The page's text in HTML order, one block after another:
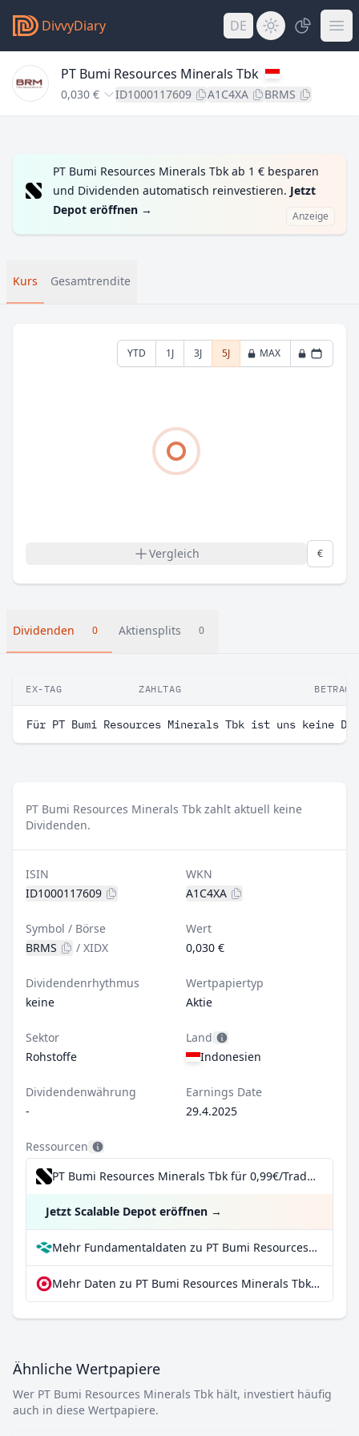
DivvyDiary DE
PT Bumi Resources Minerals Tbk
0,030 € ID1000117609 A1C4XA BRMS
PT Bumi Resources Minerals Tbk ab 1 € besparen
und Dividenden automatisch reinvestieren. Jetzt
Depot eröffnen → Anzeige
Kurs Gesamtrendite
YTD 1J 3J 5J MAX
Vergleich €
Dividenden 0 Aktiensplits 0
EX-TAG ZAHLTAG BETRAG
Für PT Bumi Resources Minerals Tbk ist uns keine
PT Bumi Resources Minerals Tbk zahlt aktuell keine
Dividenden.
ISIN
ID1000117609
WKN
A1C4XA
Symbol / Börse
BRMS
/ XIDX
Wert
0,030 €
Dividendenrhythmus
keine
Wertpapiertyp
Aktie
Sektor
Rohstoffe
Land
Indonesien
Dividendenwährung
-
Earnings Date
29.4.2025
Ressourcen
PT Bumi Resources Minerals Tbk für 0,99€/Trade inkl. Dividend Reinvestment Plan
Jetzt Scalable Depot eröffnen →
Mehr Fundamentaldaten zu PT Bumi Resources Minerals Tbk bei Parqet
Mehr Daten zu PT Bumi Resources Minerals Tbk bei extraETF
Ähnliche Wertpapiere
Wer PT Bumi Resources Minerals Tbk hält, investiert häufig
auch in diese Wertpapiere.